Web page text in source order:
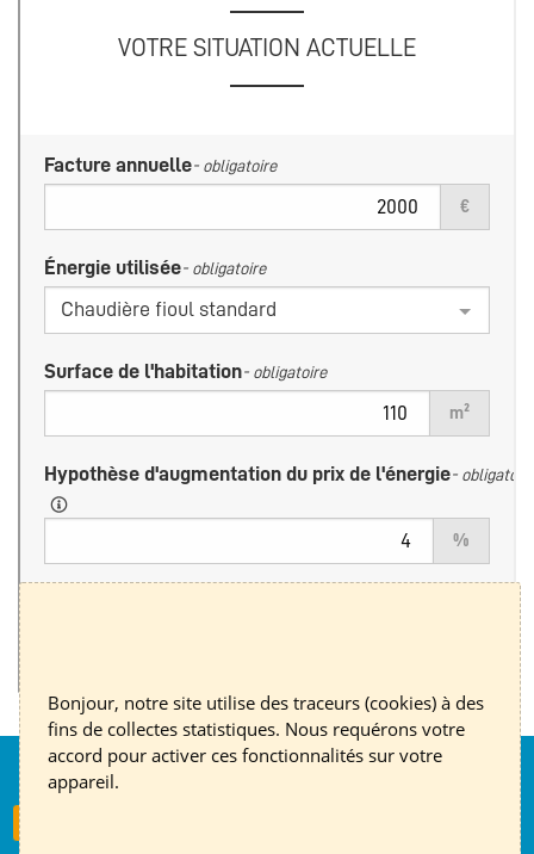
Nous suivre
Bonjour, notre site utilise des traceurs (cookies) à des
fins de collectes statistiques. Nous requérons votre
accord pour activer ces fonctionnalités sur votre
appareil.